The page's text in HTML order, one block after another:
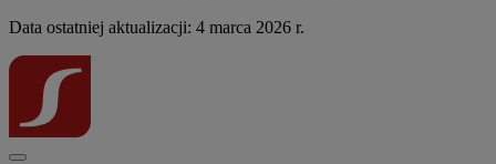
Data ostatniej aktualizacji: 4 marca 2026 r.